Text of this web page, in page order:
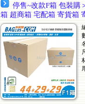
停售~改款F箱 包裝購
箱 超商箱 宅配箱 寄貨箱